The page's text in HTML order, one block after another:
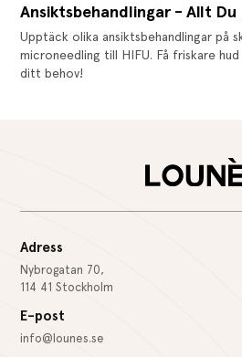
Ansiktsbehandlingar - Allt Du
Upptäck olika ansiktsbehandlingar på
microneedling till HIFU. Få friskare
ditt behov!
Adress
Nybrogatan 70,
114 41 Stockholm
E-post
info@lounes.se